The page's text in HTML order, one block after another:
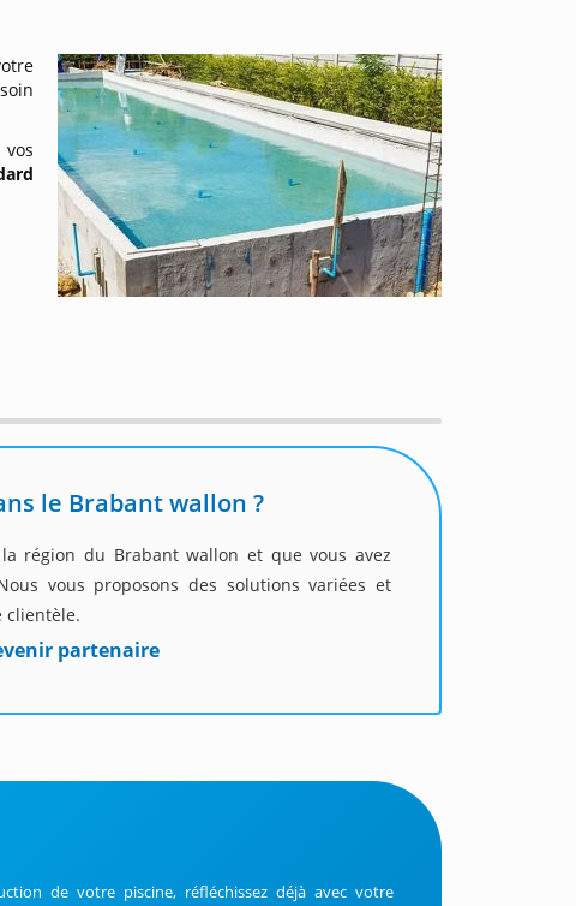
le Brabant wallon ?
région du Brabant wallon et que vous avez
vous proposons des solutions variées et
clientèle.
partenaire
de votre piscine, réfléchissez déjà avec votre